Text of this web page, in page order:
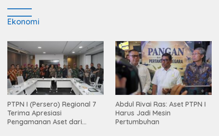
Ekonomi
PTPN I (Persero) Regional 7
Terima Apresiasi
Pengamanan Aset dari
Abdul Rivai Ras: Aset PTPN I
Harus Jadi Mesin
Pertumbuhan